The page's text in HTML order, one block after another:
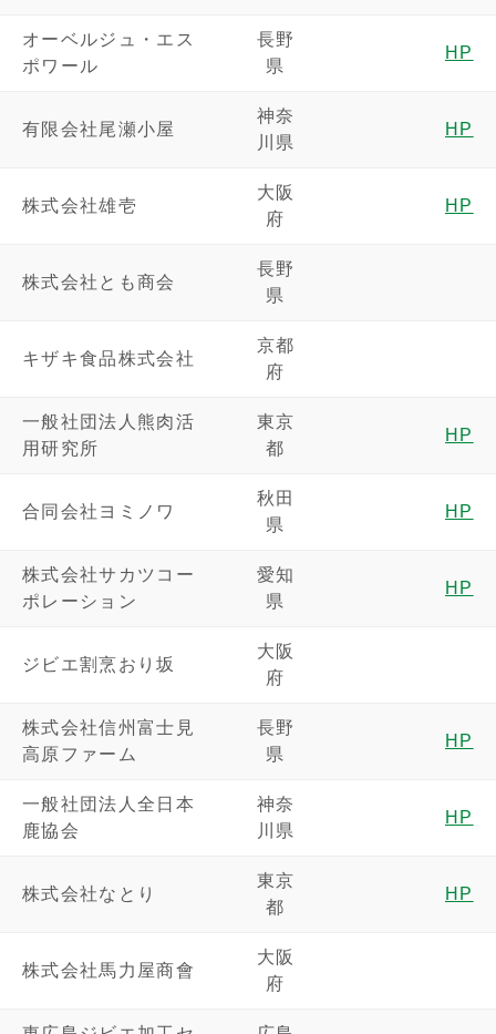
オーベルジュ・エス
ポワール
長野
県
HP
有限会社尾瀬小屋
神奈
川県
HP
株式会社雄壱
大阪
府
HP
株式会社とも商会
長野
県
キザキ食品株式会社
京都
府
一般社団法人熊肉活
用研究所
東京
都
HP
合同会社ヨミノワ
秋田
県
HP
株式会社サカツコー
ポレーション
愛知
県
HP
ジビエ割烹おり坂
大阪
府
株式会社信州富士見
高原ファーム
長野
県
HP
一般社団法人全日本
鹿協会
神奈
川県
HP
株式会社なとり
東京
都
HP
株式会社馬力屋商會
大阪
府